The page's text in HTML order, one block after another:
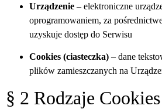
Urządzenie – elektroniczne
oprogramowaniem, za
uzyskuje dostęp do Serwisu
Cookies (ciasteczka) – dane
plików zamieszczanych na
§ 2 Rodzaje Cookies